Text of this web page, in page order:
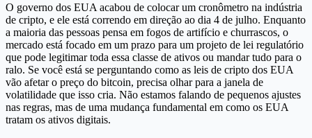
O governo dos EUA acabou de colocar um cronômetro na indústria
de cripto, e ele está correndo em direção ao dia 4 de julho. Enquanto
a maioria das pessoas pensa em fogos de artifício e churrascos, o
mercado está focado em um prazo para um projeto de lei regulatório
que pode legitimar toda essa classe de ativos ou mandar tudo para o
ralo. Se você está se perguntando como as leis de cripto dos EUA
vão afetar o preço do bitcoin, precisa olhar para a janela de
volatilidade que isso cria. Não estamos falando de pequenos ajustes
nas regras, mas de uma mudança fundamental em como os EUA
tratam os ativos digitais.